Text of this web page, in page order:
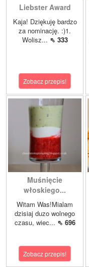
Liebster Award
Kaja! Dziękuję bardzo
za nominację. :)1.
Wolisz... ⇖ 333
Zobacz przepis!
Muśnięcie
włoskiego...
Witam Was!Mialam
dzisiaj duzo wolnego
czasu, wiec... ⇖ 696
Zobacz przepis!